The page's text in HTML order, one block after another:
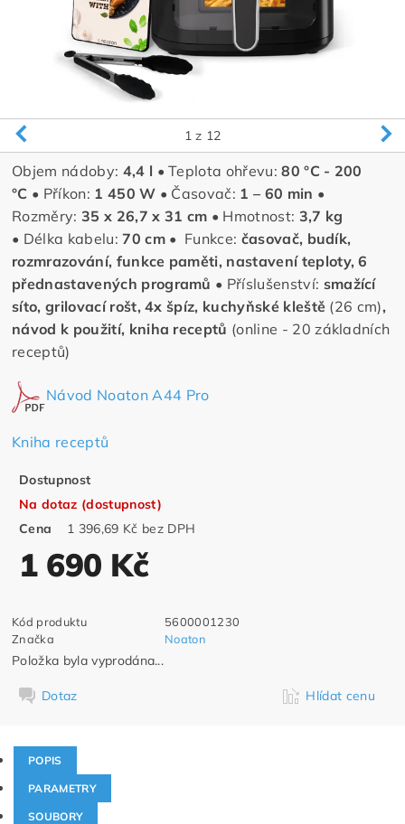
1 z 12
Objem nádoby: 4,4 l • Teplota ohřevu:80 °C - 200
°C • Příkon: 1 450 W • Časovač: 1 – 60 min •
Rozměry: 35 x 26,7 x 31 cm • Hmotnost: 3,7 kg
• Délka kabelu:70 cm• Funkce: časovač, budík,
rozmrazování, funkce paměti, nastavení teploty, 6
přednastavených programů • Příslušenství: smažící
síto, grilovací rošt, 4x špíz, kuchyňské kleště (26 cm),
návod k použití, kniha receptů (online - 20 základních
receptů)
Návod Noaton A44 Pro
Kniha receptů
Dostupnost
Na dotaz (dostupnost)
Cena
1 396,69 Kč bez DPH
1 690 Kč
Kód produktu
5600001230
Značka
Noaton
Položka byla vyprodána...
Dotaz Hlídat cenu
POPIS
PARAMETRY
SOUBORY